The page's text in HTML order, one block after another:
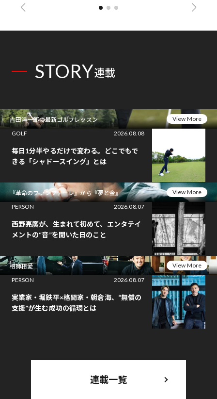
STORY連載
吉田洋一郎の最新ゴルフレッスン
View More
GOLF
2026.08.08
毎日1分半やるだけで変わる。どこでもで
きる「シャドースイング」とは
『革命のファンファーレ』から『夢と金』
View More
PERSON
2026.08.07
西野亮廣が、生まれて初めて、エンタテイ
メントの“音”を聞いた日のこと
相師相愛
View More
PERSON
2026.08.07
実業家・堀鉄平×格闘家・朝倉海、“無償の
支援”が生む成功の循環とは
連載一覧